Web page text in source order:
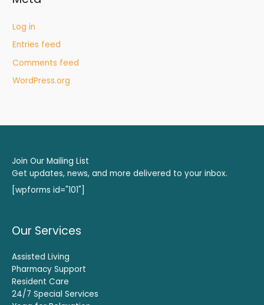
Log in
Entries feed
Comments feed
WordPress.org
Join Our Mailing List
Get updates, news, and more delivered to your inbox.
[wpforms id="101"]
Our Services
Assisted Living
Pharmacy Support
Resident Care
24/7 Special Services